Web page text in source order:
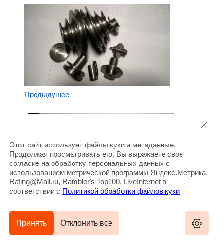
Предыдущее
Этот сайт использует файлы куки и метаданные.
Продолжая просматривать его, Вы выражаете свое
согласие на обработку персональных данных с
использованием метрической программы Яндекс.Метрика,
Rating@Mail.ru, Rambler's Top100, LiveInternet в
соответствии с Политикой обработки файлов куки
Принять Отклонить все